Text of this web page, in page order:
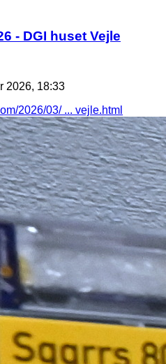
- DGI huset Vejle
2026, 18:33
2026/03/ ... vejle.html